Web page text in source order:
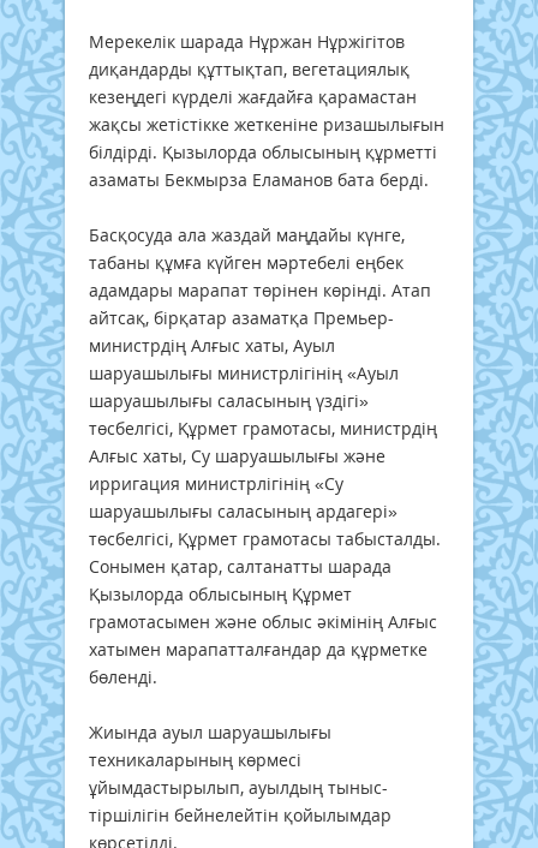
Мерекелік шарада Нұржан Нұржігітов
диқандарды құттықтап, вегетациялық
кезеңдегі күрделі жағдайға қарамастан
жақсы жетістікке жеткеніне ризашылығын
білдірді. Қызылорда облысының құрметті
азаматы Бекмырза Еламанов бата берді.
Басқосуда ала жаздай маңдайы күнге,
табаны құмға күйген мәртебелі еңбек
адамдары марапат төрінен көрінді. Атап
айтсақ, бірқатар азаматқа Премьер-
министрдің Алғыс хаты, Ауыл
шаруашылығы министрлігінің «Ауыл
шаруашылығы саласының үздігі»
төсбелгісі, Құрмет грамотасы, министрдің
Алғыс хаты, Су шаруашылығы және
ирригация министрлігінің «Су
шаруашылығы саласының ардагері»
төсбелгісі, Құрмет грамотасы табысталды.
Сонымен қатар, салтанатты шарада
Қызылорда облысының Құрмет
грамотасымен және облыс әкімінің Алғыс
хатымен марапатталғандар да құрметке
бөленді.
Жиында ауыл шаруашылығы
техникаларының көрмесі
ұйымдастырылып, ауылдың тыныс-
тіршілігін бейнелейтін қойылымдар
көрсетілді.